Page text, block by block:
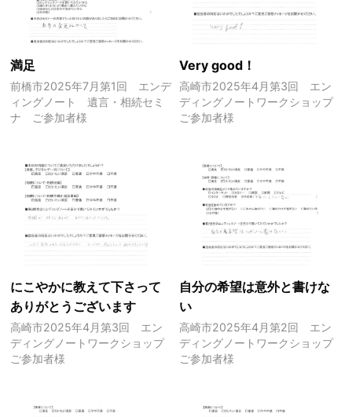
満足
前橋市2025年7月第1回 エンデ
ィングノート 遺言・相続セミ
ナ ご参加者様
Very good！
高崎市2025年4月第3回 エン
ディングノートワークショップ
ご参加者様
にこやかに教えて下さって
ありがとうございます
高崎市2025年4月第3回 エン
ディングノートワークショップ
ご参加者様
自分の希望は意外と書けな
い
高崎市2025年4月第2回 エン
ディングノートワークショップ
ご参加者様